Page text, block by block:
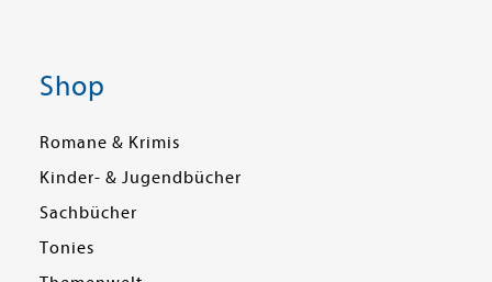
Shop
Romane & Krimis
Kinder- & Jugendbücher
Sachbücher
Tonies